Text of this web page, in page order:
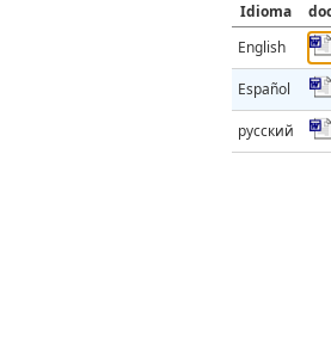
Idioma
English
Español
русский